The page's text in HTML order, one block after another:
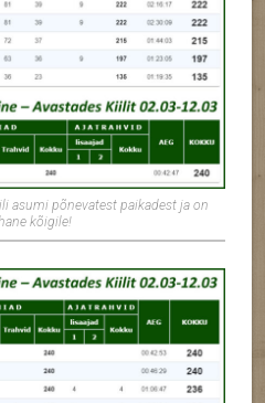
asumi põnevatest paikadest ja on
kõigile!